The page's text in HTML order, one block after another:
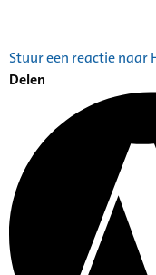
Stuur een reactie naar
Delen